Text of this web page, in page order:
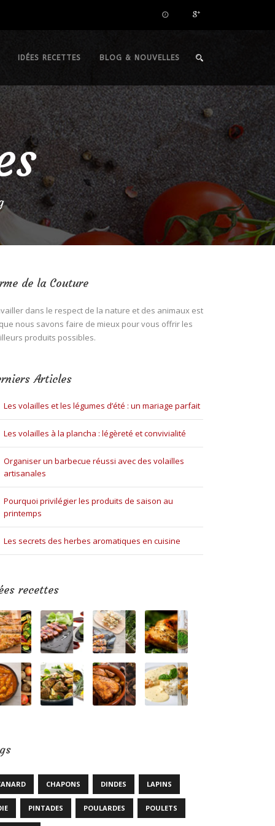
IDÉES RECETTES BLOG & NOUVELLES
de la Couture
dans le respect de la nature et des animaux est
nous savons faire de mieux pour vous offrir les
produits possibles.
Articles
Les volailles et les légumes d’été : un mariage parfait
Les volailles à la plancha : légèreté et convivialité
Organiser un barbecue réussi avec des volailles
artisanales
Pourquoi privilégier les produits de saison au
printemps
Les secrets des herbes aromatiques en cuisine
recettes
CHAPONS DINDES LAPINS
PINTADES POULARDES POULETS